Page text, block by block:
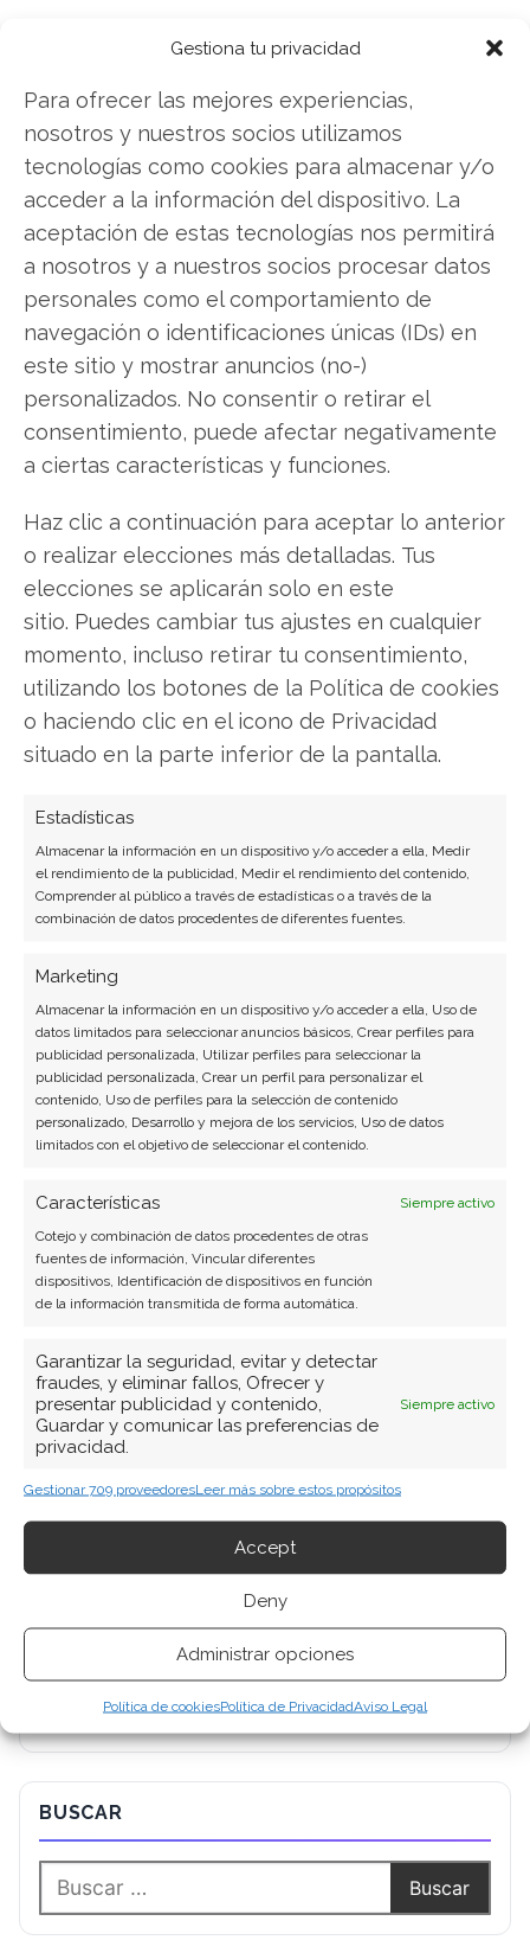
Gestiona tu privacidad
Para ofrecer las mejores experiencias,
nosotros y nuestros socios utilizamos
tecnologías como cookies para almacenar y/o
acceder a la información del dispositivo. La
aceptación de estas tecnologías nos permitirá
a nosotros y a nuestros socios procesar datos
personales como el comportamiento de
navegación o identificaciones únicas (IDs) en
este sitio y mostrar anuncios (no-)
personalizados. No consentir o retirar el
consentimiento, puede afectar negativamente
a ciertas características y funciones.
Haz clic a continuación para aceptar lo anterior
o realizar elecciones más detalladas. Tus
elecciones se aplicarán solo en este
sitio. Puedes cambiar tus ajustes en cualquier
momento, incluso retirar tu consentimiento,
utilizando los botones de la Política de cookies
o haciendo clic en el icono de Privacidad
situado en la parte inferior de la pantalla.
Estadísticas
Almacenar la información en un dispositivo y/o acceder a ella, Medir
el rendimiento de la publicidad, Medir el rendimiento del contenido,
Comprender al público a través de estadísticas o a través de la
combinación de datos procedentes de diferentes fuentes.
Marketing
Almacenar la información en un dispositivo y/o acceder a ella, Uso de
datos limitados para seleccionar anuncios básicos, Crear perfiles para
publicidad personalizada, Utilizar perfiles para seleccionar la
publicidad personalizada, Crear un perfil para personalizar el
contenido, Uso de perfiles para la selección de contenido
personalizado, Desarrollo y mejora de los servicios, Uso de datos
limitados con el objetivo de seleccionar el contenido.
Características
Siempre activo
Cotejo y combinación de datos procedentes de otras
fuentes de información, Vincular diferentes
dispositivos, Identificación de dispositivos en función
de la información transmitida de forma automática.
Garantizar la seguridad, evitar y detectar
fraudes, y eliminar fallos, Ofrecer y
presentar publicidad y contenido,
Guardar y comunicar las preferencias de
privacidad.
Siempre activo
Gestionar 709 proveedoresLeer más sobre estos propósitos
Accept
Deny
Administrar opciones
Política de cookiesPolítica de PrivacidadAviso Legal
Rocket Lab USA: ¿Comprar o vender? El nuevo
tiene la respuesta:
Los últimos resultados de Rocket Lab USA son
contundentes: Acción inmediata requerida para
los inversores de Rocket Lab USA. ¿Merece la
pena invertir o es momento de vender? En el
Análisis gratuito actual del 7 de agosto
descubrirá exactamente qué hacer.
Rocket Lab USA: ¿Comprar o vender? ¡Lee más
aquí!
Rocket Lab USA
Compartir este artículo
Twitter
Facebook
Copiar enlace
SOBRE EL AUTOR
Javier Martínez González
tecnológico. Analiza las últimas tendencias en
la nube.
Ver todos los artículos →
BUSCAR